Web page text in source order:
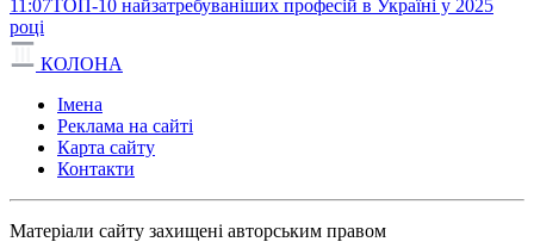
11:07ТОП-10 найзатребуваніших професій в Україні у 2025
році
КОЛОНА
Імена
Реклама на сайті
Карта сайту
Контакти
Матеріали сайту захищені авторським правом